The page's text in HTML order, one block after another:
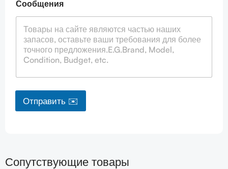
Сообщения
Отправить ✉️
Сопутствующие товары